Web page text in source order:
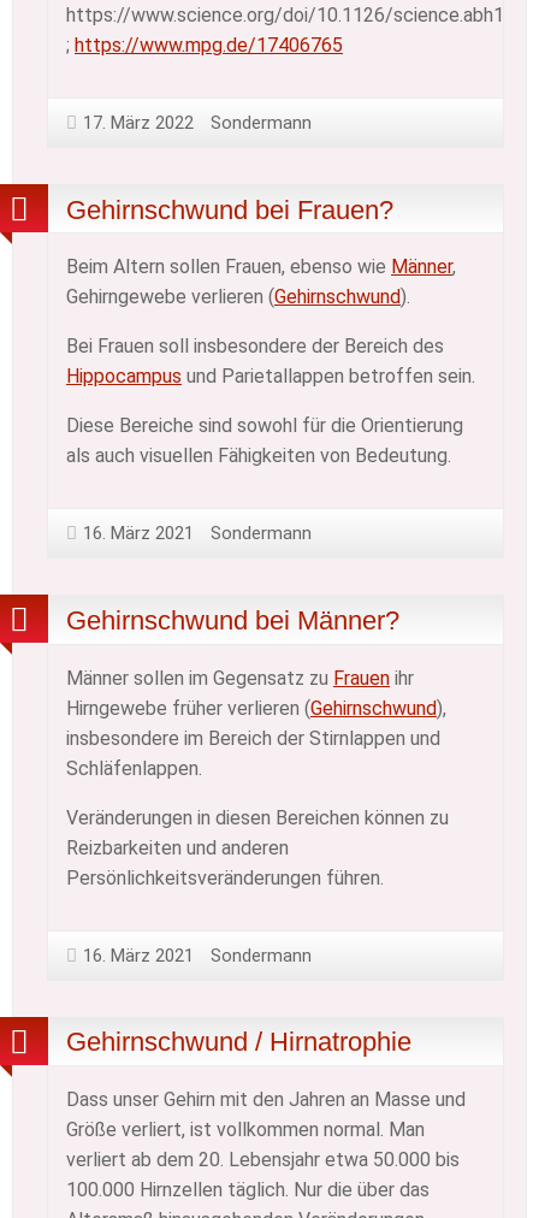
https://www.science.org/doi/10.1126/science.abh1823
; https://www.mpg.de/17406765
17. März 2022 Sondermann
Gehirnschwund bei Frauen?
Beim Altern sollen Frauen, ebenso wie Männer,
Gehirngewebe verlieren (Gehirnschwund).
Bei Frauen soll insbesondere der Bereich des
Hippocampus und Parietallappen betroffen sein.
Diese Bereiche sind sowohl für die Orientierung
als auch visuellen Fähigkeiten von Bedeutung.
16. März 2021 Sondermann
Gehirnschwund bei Männer?
Männer sollen im Gegensatz zu Frauen ihr
Hirngewebe früher verlieren (Gehirnschwund),
insbesondere im Bereich der Stirnlappen und
Schläfenlappen.
Veränderungen in diesen Bereichen können zu
Reizbarkeiten und anderen
Persönlichkeitsveränderungen führen.
16. März 2021 Sondermann
Gehirnschwund / Hirnatrophie
Dass unser Gehirn mit den Jahren an Masse und
Größe verliert, ist vollkommen normal. Man
verliert ab dem 20. Lebensjahr etwa 50.000 bis
100.000 Hirnzellen täglich. Nur die über das